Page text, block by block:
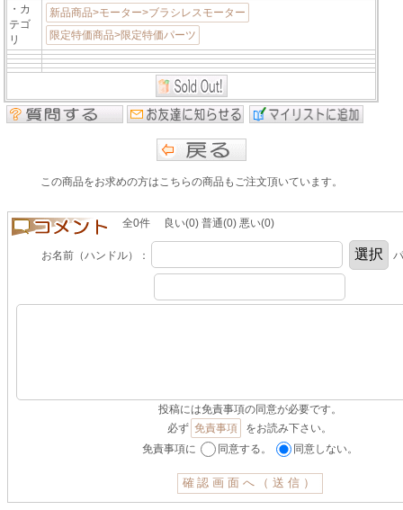
・カ
テゴ
リ
新品商品>モーター>ブラシレスモーター
限定特価商品>限定特価パーツ
この商品をお求めの方はこちらの商品もご注文頂いています。
全0件 良い(0) 普通(0) 悪い(0)
お名前（ハンドル）：
投稿には免責事項の同意が必要です。
必ず 免責事項
をお読み下さい。
免責事項に
同意する。 同意しない。